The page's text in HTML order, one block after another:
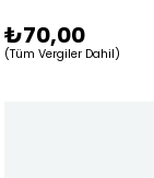
₺70,00
(Tüm Vergiler Dahil)